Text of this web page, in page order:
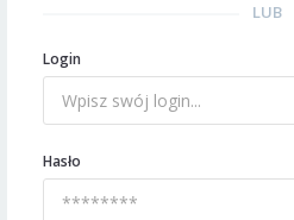
LUB
Login
Hasło